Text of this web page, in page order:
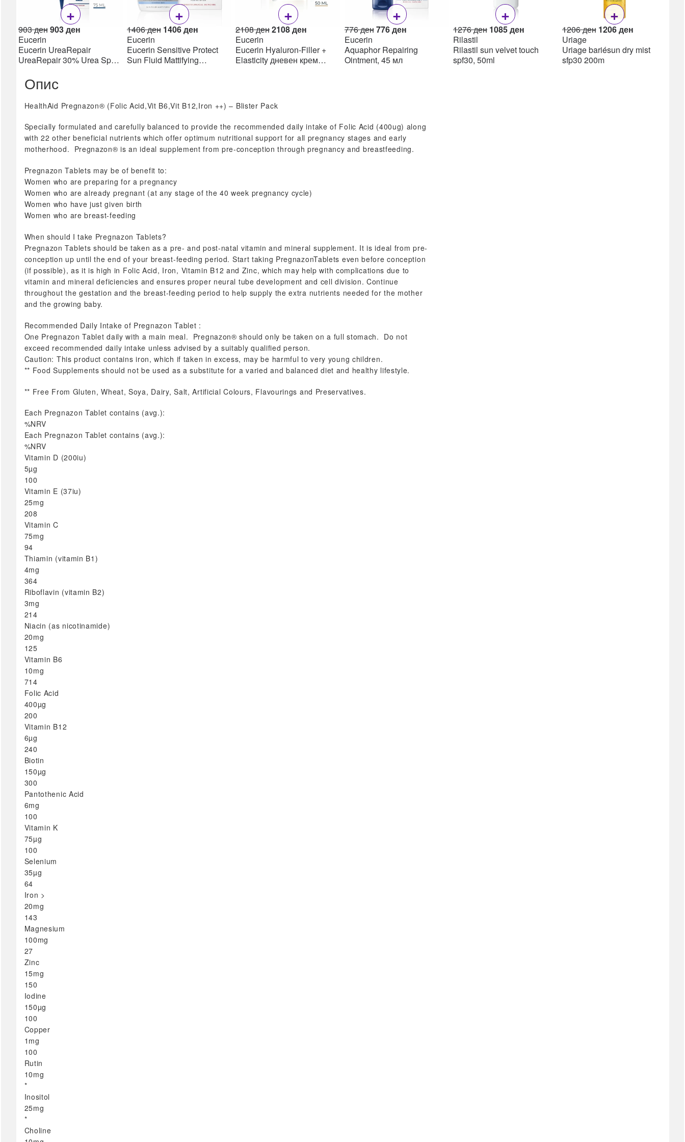
Прва помош
Инконтиненција
Клизма
Лепенки & Компреси
Третман на рани
сите →
Сексуално здравје
Кондоми
Лубриканти
Потенција
Фамилијарно
планирање
Фертилитет
Тестови за плодност
Тест за бременост
сите →
Стапала & Вени
Стапала
Вени
сите →
Уринарен тракт
Терапевтски масти/
прашоци
Спиење
Витамини A-Z
Биотин
Витамин А
Витамин Д
Витамин Е
Витамин К
Мултивитамини
Фолна киселина
Минерали
Калиум
Железо
Магнезиум
Селен
Мултиминерали
сите →
Формулации по
Состојба
Дијабет формулации
Енергија
Имунитет
Лук суплементи
Менопауза
Пренатал
Простата
Стрес &
Расположение
Срце & Циркулација
Хербални & Детокс
Специјални
Суплементи
сите →
Омега & Рибино
Рибино масло
сите →
Антиоксиданси
Чај
Алое
+
903денOriginal
was:
903 ден.
903денCurrent
is:
903 ден.
Eucerin
Eucerin UreaRepair
UreaRepair 30% Urea Spot
75 мл
+
1406ден Original
was:
1406 ден.
1406денCurrent
is:
1406 ден.
Eucerin
Eucerin Sensitive Protect
Sun Fluid Mattifying
+
2108денOriginal
was:
2108 ден.
2108ден
is:
2108 ден.
Eucerin
Eucerin Hyaluron-Filler +
Elasticity дневен крем
+
776денOriginal
was:
776 ден.
776денCurrent
is:
Eucerin
Aquaphor Repairing
Ointment, 45 мл
+
1276ден Original
was:
1276 ден.
1085ден
is:
Rilastil
Rilastil sun velvet touch
spf30, 50ml
+
1206ден Original
was:
1206 ден.
1206денCurrent
is:
Uriage
Uriage bariésun dry mist
sfp30 200m
Опис
HealthAid Pregnazon® (Folic Acid,Vit B6,Vit B12,Iron ++) – Blister Pack
Specially formulated and carefully balanced to provide the recommended daily intake of Folic Acid (400ug) along
with 22 other beneficial nutrients which offer optimum nutritional support for all pregnancy stages and early
motherhood. Pregnazon® is an ideal supplement from pre-conception through pregnancy and breastfeeding.
Pregnazon Tablets may be of benefit to:
Women who are preparing for a pregnancy
Women who are already pregnant (at any stage of the 40 week pregnancy cycle)
Women who have just given birth
Women who are breast-feeding
When should I take Pregnazon Tablets?
Pregnazon Tablets should be taken as a pre- and post-natal vitamin and mineral supplement. It is ideal from pre-
conception up until the end of your breast-feeding period. Start taking PregnazonTablets even before conception
(if possible), as it is high in Folic Acid, Iron, Vitamin B12 and Zinc, which may help with complications due to
vitamin and mineral deficiencies and ensures proper neural tube development and cell division. Continue
throughout the gestation and the breast-feeding period to help supply the extra nutrients needed for the mother
and the growing baby.
Recommended Daily Intake of Pregnazon Tablet :
One Pregnazon Tablet daily with a main meal. Pregnazon® should only be taken on a full stomach. Do not
exceed recommended daily intake unless advised by a suitably qualified person.
Caution: This product contains iron, which if taken in excess, may be harmful to very young children.
** Food Supplements should not be used as a substitute for a varied and balanced diet and healthy lifestyle.
** Free From Gluten, Wheat, Soya, Dairy, Salt, Artificial Colours, Flavourings and Preservatives.
Each Pregnazon Tablet contains (avg.):
%NRV
Each Pregnazon Tablet contains (avg.):
%NRV
Vitamin D (200iu)
5µg
100
Vitamin E (37iu)
25mg
208
Vitamin C
75mg
94
Thiamin (vitamin B1)
4mg
364
Riboflavin (vitamin B2)
3mg
214
Niacin (as nicotinamide)
20mg
125
Vitamin B6
10mg
714
Folic Acid
400µg
200
Vitamin B12
6µg
240
Biotin
150µg
300
Pantothenic Acid
6mg
100
Vitamin K
75µg
100
Selenium
35µg
64
Iron >
20mg
143
Magnesium
100mg
27
Zinc
15mg
150
Iodine
150µg
100
Copper
1mg
100
Rutin
10mg
*
Inositol
25mg
*
Choline